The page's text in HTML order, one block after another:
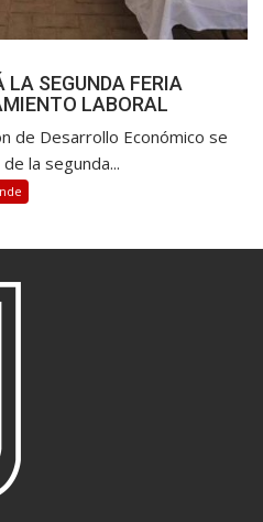
LA SEGUNDA FERIA
LABORAL
de Desarrollo Económico se
la segunda...